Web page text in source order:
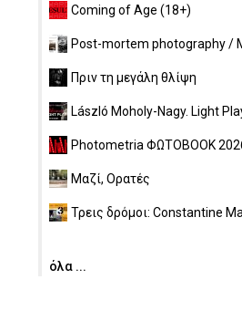
Coming of Age (18+)
Post-mortem photography /
Πριν τη μεγάλη θλίψη
László Moholy-Nagy. Light
Photometria ΦΩΤΟBOOK
Μαζί, Ορατές
Τρεις δρόμοι: Constantine
όλα ...